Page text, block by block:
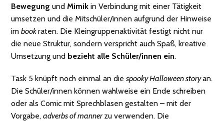
Bewegung und Mimik in Verbindung mit einer Tätigkeit
umsetzen und die Mitschüler/innen aufgrund der Hinweise
imbookraten. Die Kleingruppenaktivität festigt nicht nur
die neue Struktur, sondern verspricht auch Spaß, kreative
Umsetzung und bezieht alle Schüler/innen ein.
Task 5 knüpft noch einmal an diespooky Halloween storyan.
Die Schüler/innen können wahlweise ein Ende schreiben
oder als Comic mit Sprechblasen gestalten – mit der
Vorgabe,adverbs of mannerzu verwenden. Die